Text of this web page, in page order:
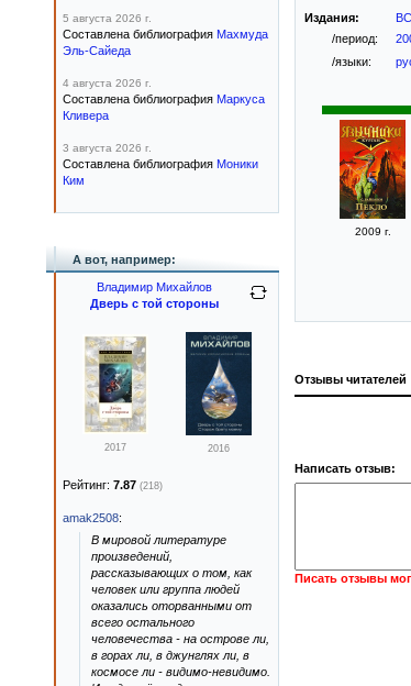
Издания:
/период:
/языки:
2009 г.
Отзывы читателей
Написать отзыв:
Писать отзывы
5 августа 2026 г.
Составлена библиография Махмуда
Эль-Сайеда
4 августа 2026 г.
Составлена библиография Маркуса
Кливера
3 августа 2026 г.
Составлена библиография Моники
Ким
А вот, например:
Владимир Михайлов
Дверь с той стороны
2017 2016
Рейтинг: 7.87 (218)
amak2508:
В мировой литературе
произведений,
рассказывающих о том, как
человек или группа людей
оказались оторванными от
всего остального
человечества - на острове ли,
в горах ли, в джунглях ли, в
космосе ли - видимо-невидимо.